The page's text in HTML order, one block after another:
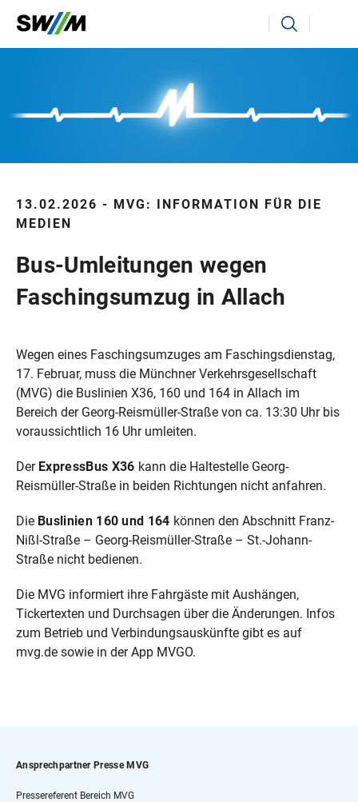
Ihr Suchbegriff Suchen
13.02.2026 - MVG: INFORMATION FÜR DIE
MEDIEN
Bus-Umleitungen wegen
Faschingsumzug in Allach
Wegen eines Faschingsumzuges am Faschingsdienstag,
17. Februar, muss die Münchner Verkehrsgesellschaft
(MVG) die Buslinien X36, 160 und 164 in Allach im
Bereich der Georg-Reismüller-Straße von ca. 13:30 Uhr bis
voraussichtlich 16 Uhr umleiten.
Der ExpressBus X36 kann die Haltestelle Georg-
Reismüller-Straße in beiden Richtungen nicht anfahren.
Die Buslinien 160 und 164 können den Abschnitt Franz-
Nißl-Straße – Georg-Reismüller-Straße – St.-Johann-
Straße nicht bedienen.
Die MVG informiert ihre Fahrgäste mit Aushängen,
Tickertexten und Durchsagen über die Änderungen. Infos
zum Betrieb und Verbindungsauskünfte gibt es auf
mvg.de sowie in der App MVGO.
Ansprechpartner Presse MVG
Pressereferent Bereich MVG